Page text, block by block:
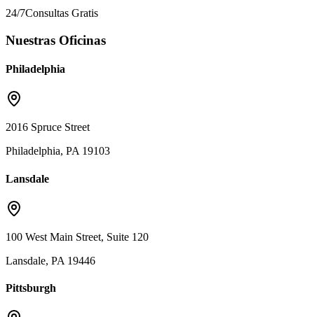
24/7Consultas Gratis
Nuestras Oficinas
Philadelphia
2016 Spruce Street
Philadelphia, PA 19103
Lansdale
100 West Main Street, Suite 120
Lansdale, PA 19446
Pittsburgh